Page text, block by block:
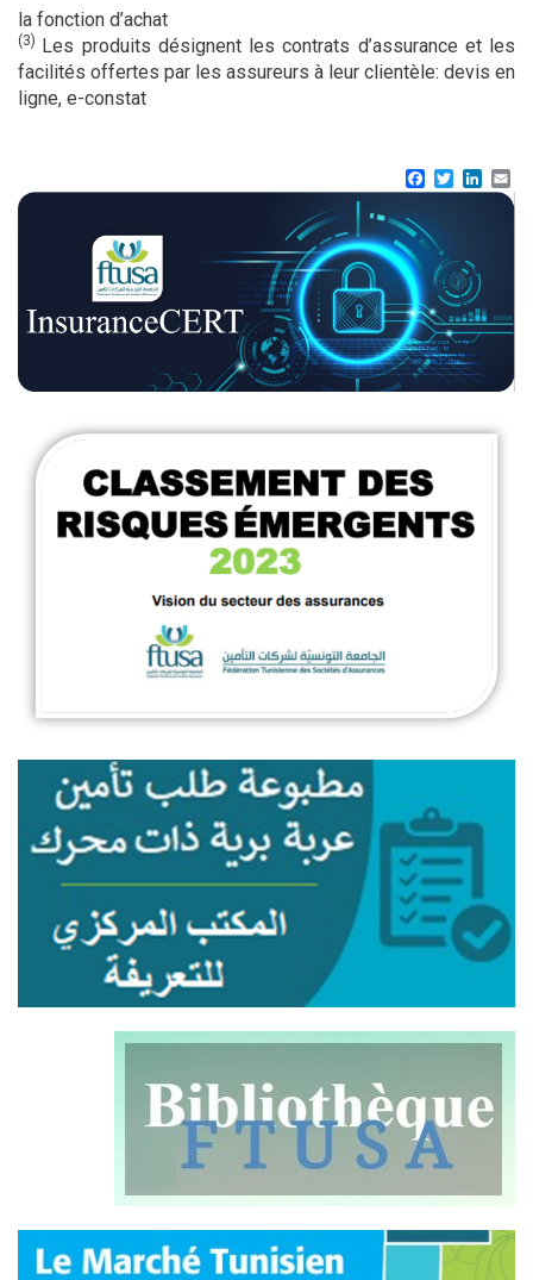
la fonction d’achat
(3) Les produits désignent les contrats d’assurance et les
facilités offertes par les assureurs à leur clientèle: devis en
ligne, e-constat
Facebook
Twitter